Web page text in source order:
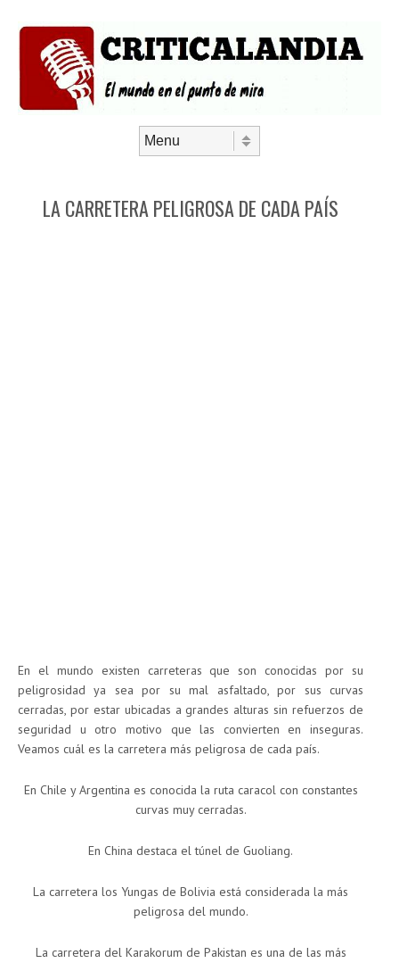
LA CARRETERA PELIGROSA DE CADA PAÍS
En el mundo existen carreteras que son conocidas por su
peligrosidad ya sea por su mal asfaltado, por sus curvas
cerradas, por estar ubicadas a grandes alturas sin refuerzos de
seguridad u otro motivo que las convierten en inseguras.
Veamos cuál es la carretera más peligrosa de cada país.
En Chile y Argentina es conocida la ruta caracol con constantes
curvas muy cerradas.
En China destaca el túnel de Guoliang.
La carretera los Yungas de Bolivia está considerada la más
peligrosa del mundo.
La carretera del Karakorum de Pakistan es una de las más